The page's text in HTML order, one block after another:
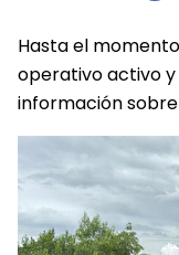
Hasta el
operativo activo
información